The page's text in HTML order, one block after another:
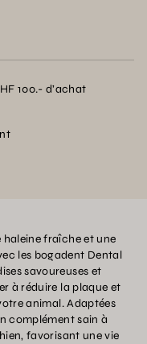
100.- d’achat
fraîche et une
les bogadent Dental
savoureuses et
à réduire la plaque et
animal. Adaptées
complément sain à
favorisant une vie